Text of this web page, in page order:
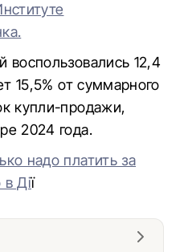
воспользовались 12,4
15,5% от суммарного
купли-продажи,
2024 года.
надо платить за
в Дії